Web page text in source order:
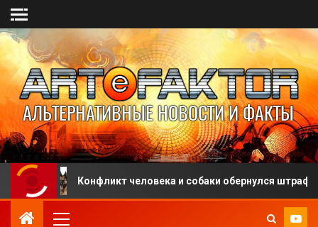
Конфликт человека и собаки обернулся штрафом